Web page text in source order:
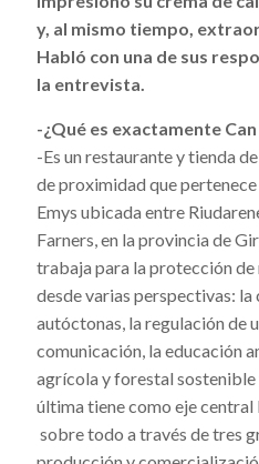
y, al mismo tiempo,
Habló con una de sus
la entrevista.
-¿Qué es exactamente
-Es un restaurante y tienda
de proximidad que
Emys ubicada entre
Farners, en la provincia de
trabaja para la protección
desde varias perspectivas: la
autóctonas, la regulación de
comunicación, la educación
agrícola y forestal sostenible
última tiene como eje
sobre todo a través de tres